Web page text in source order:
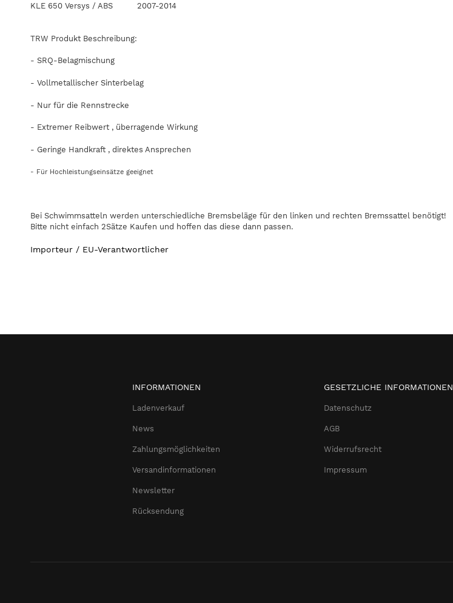
KLE 650 Versys / ABS 2007-2014
TRW Produkt Beschreibung:
- SRQ-Belagmischung
- Vollmetallischer Sinterbelag
- Nur für die Rennstrecke
- Extremer Reibwert , überragende Wirkung
- Geringe Handkraft , direktes Ansprechen
- Für Hochleistungseinsätze geeignet
Bei Schwimmsatteln werden unterschiedliche Bremsbeläge für den linken und rechten Bremssattel benötigt!
Bitte nicht einfach 2Sätze Kaufen und hoffen das diese dann passen.
Importeur / EU-Verantwortlicher
INFORMATIONEN
Ladenverkauf
News
Zahlungsmöglichkeiten
Versandinformationen
Newsletter
Rücksendung
GESETZLICHE INFORMATIONEN
Datenschutz
AGB
Widerrufsrecht
Impressum